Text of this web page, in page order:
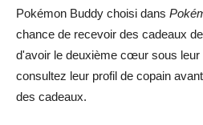
Pokémon Buddy choisi dans
chance de recevoir des cadeaux
d'avoir le deuxième cœur sous leur
consultez leur profil de copain
des cadeaux.